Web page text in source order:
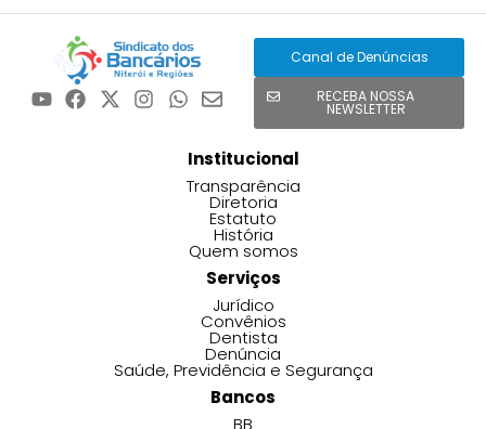
Canal de Denúncias
RECEBA NOSSA
NEWSLETTER
Institucional
Transparência
Diretoria
Estatuto
História
Quem somos
Serviços
Jurídico
Convênios
Dentista
Denúncia
Saúde, Previdência e Segurança
Bancos
BB